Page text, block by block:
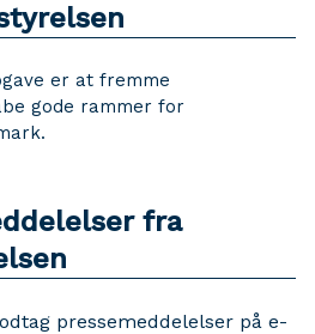
er at fremme
gode rammer for
fra
pressemeddelelser på e-